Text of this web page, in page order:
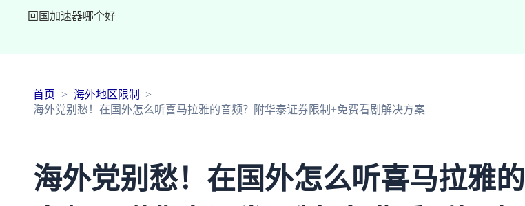
回国加速器哪个好
首页
海外地区限制
海外党别愁！在国外怎么听喜马拉雅的音频？附华泰证券限制+免费看剧解决方案
海外党别愁！在国外怎么听喜马拉雅的